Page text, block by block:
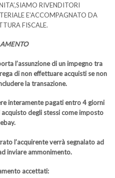
RIVENDITORI
E’ACCOMPAGNATO DA
FISCALE.
l’assunzione di un impegno tra
di non effettuare acquisti se non
la transazione.
interamente pagati entro 4 giorni
degli stessi come imposto
l’acquirente verrà segnalato ad
inviare ammonimento.
accettati: